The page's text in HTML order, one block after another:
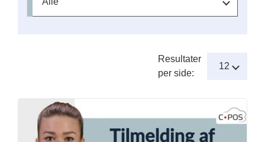
Resultater
per side: